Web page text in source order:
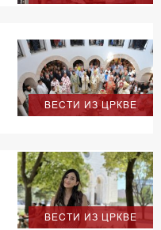
ВЕСТИ ИЗ ЦРКВЕ
ВЕСТИ ИЗ ЦРКВЕ